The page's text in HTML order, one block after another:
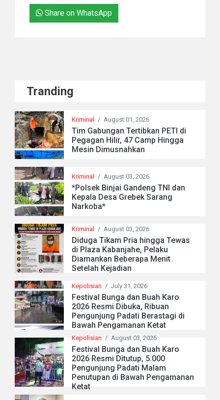
Share on WhatsApp
Tranding
Kriminal / August 01, 2026
Tim Gabungan Tertibkan PETI di
Pegagan Hilir, 47 Camp Hingga
Mesin Dimusnahkan
Kriminal / August 03, 2026
*Polsek Binjai Gandeng TNI dan
Kepala Desa Grebek Sarang
Narkoba*
Kriminal / August 03, 2026
Diduga Tikam Pria hingga Tewas
di Plaza Kabanjahe, Pelaku
Diamankan Beberapa Menit
Setelah Kejadian
Kepolisian / July 31, 2026
Festival Bunga dan Buah Karo
2026 Resmi Dibuka, Ribuan
Pengunjung Padati Berastagi di
Bawah Pengamanan Ketat
Kepolisian / August 03, 2026
Festival Bunga dan Buah Karo
2026 Resmi Ditutup, 5.000
Pengunjung Padati Malam
Penutupan di Bawah Pengamanan
Ketat